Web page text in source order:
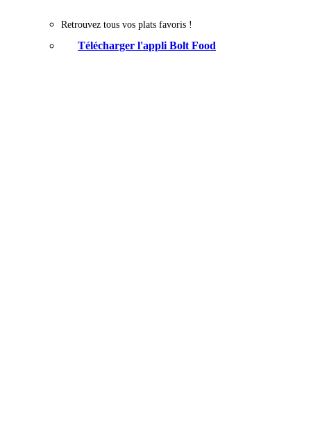
Retrouvez tous vos plats favoris !
Télécharger l'appli Bolt Food